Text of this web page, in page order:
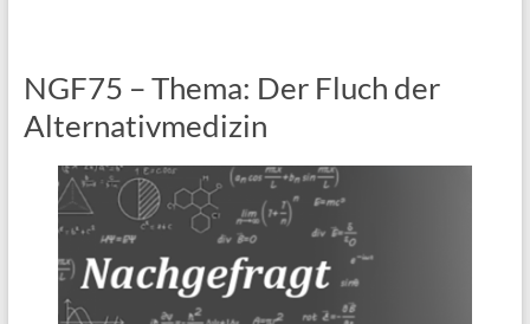
NGF75 – Thema: Der Fluch der
Alternativmedizin